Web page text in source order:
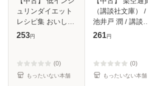
ュリンダイエット
レシピ集 おいしい
献立朝・昼・晩 ち
孝行 / 新星出版社
[単行本]【
253円
(0)
もったいない本舗
（講談社文庫） /
池井戸 潤 / 講談社
[文庫]【メール便
261円
(0)
もったいない本舗